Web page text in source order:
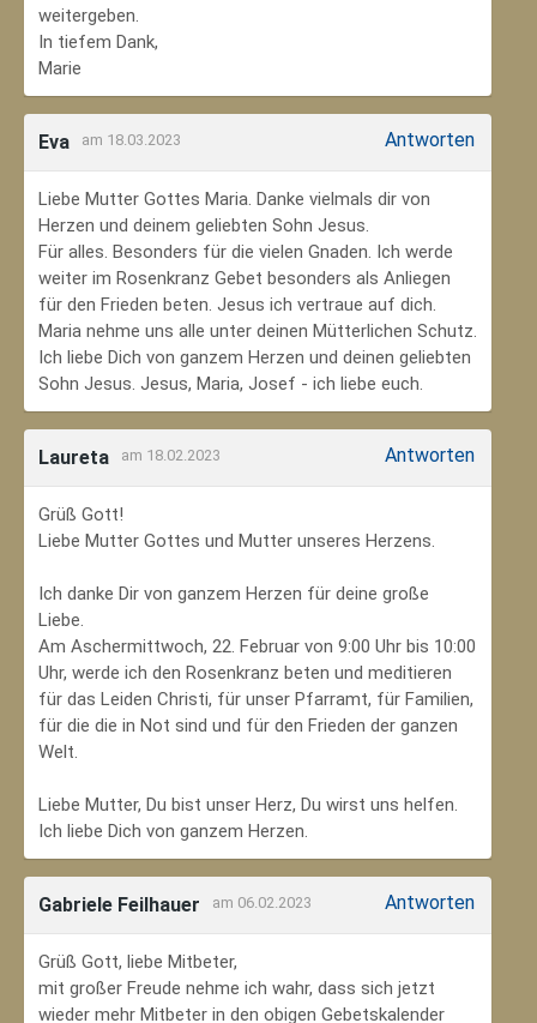
weitergeben.
In tiefem Dank,
Marie
Eva am 18.03.2023 Antworten
Liebe Mutter Gottes Maria. Danke vielmals dir von
Herzen und deinem geliebten Sohn Jesus.
Für alles. Besonders für die vielen Gnaden. Ich werde
weiter im Rosenkranz Gebet besonders als Anliegen
für den Frieden beten. Jesus ich vertraue auf dich.
Maria nehme uns alle unter deinen Mütterlichen Schutz.
Ich liebe Dich von ganzem Herzen und deinen geliebten
Sohn Jesus. Jesus, Maria, Josef - ich liebe euch.
Laureta am 18.02.2023 Antworten
Grüß Gott!
Liebe Mutter Gottes und Mutter unseres Herzens.
Ich danke Dir von ganzem Herzen für deine große
Liebe.
Am Aschermittwoch, 22. Februar von 9:00 Uhr bis 10:00
Uhr, werde ich den Rosenkranz beten und meditieren
für das Leiden Christi, für unser Pfarramt, für Familien,
für die die in Not sind und für den Frieden der ganzen
Welt.
Liebe Mutter, Du bist unser Herz, Du wirst uns helfen.
Ich liebe Dich von ganzem Herzen.
Gabriele Feilhauer am 06.02.2023 Antworten
Grüß Gott, liebe Mitbeter,
mit großer Freude nehme ich wahr, dass sich jetzt
wieder mehr Mitbeter in den obigen Gebetskalender